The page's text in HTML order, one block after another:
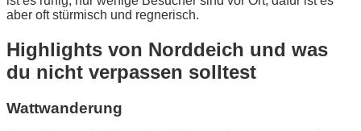
aber oft stürmisch und regnerisch.
Highlights von Norddeich und was
du nicht verpassen solltest
Wattwanderung